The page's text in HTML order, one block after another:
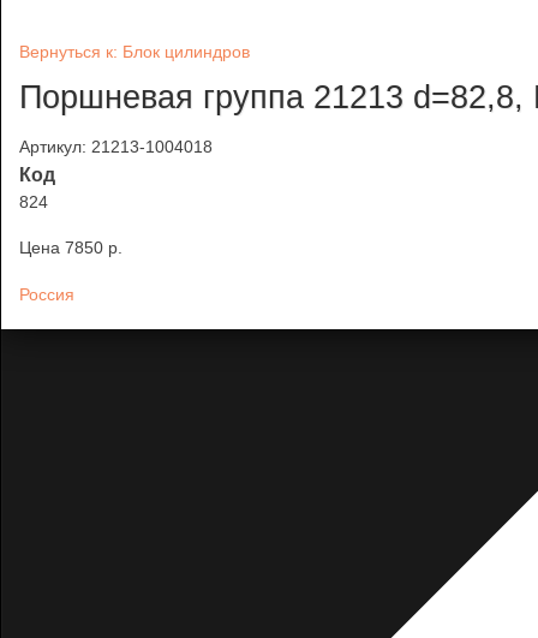
Вернуться к: Блок цилиндров
Поршневая группа 21213
Артикул: 21213-1004018
Код
824
Цена 7850 p.
Россия